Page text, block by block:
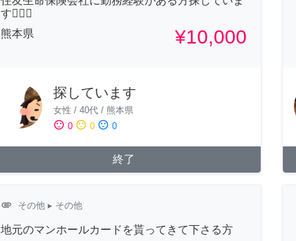
す🙇🏻‍♀️
熊本県
¥10,000
探しています
女性 / 40代 / 熊本県
sentiment_satisfied 0 sentiment_neutral 0 sentiment_dissatisfied 0
終了
attachment その他 ▸ その他
地元のマンホールカードを貰ってきて下さる方